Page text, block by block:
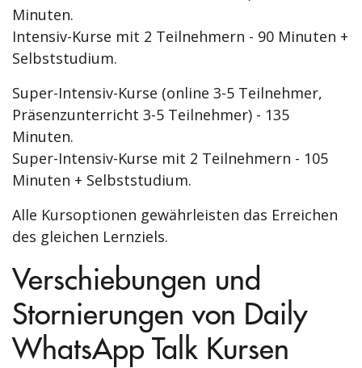
Minuten.
Intensiv-Kurse mit 2 Teilnehmern - 90 Minuten +
Selbststudium.
Super-Intensiv-Kurse (online 3-5 Teilnehmer,
Präsenzunterricht 3-5 Teilnehmer) - 135
Minuten.
Super-Intensiv-Kurse mit 2 Teilnehmern - 105
Minuten + Selbststudium.
Alle Kursoptionen gewährleisten das Erreichen
des gleichen Lernziels.
Verschiebungen und
Stornierungen von Daily
WhatsApp Talk Kursen